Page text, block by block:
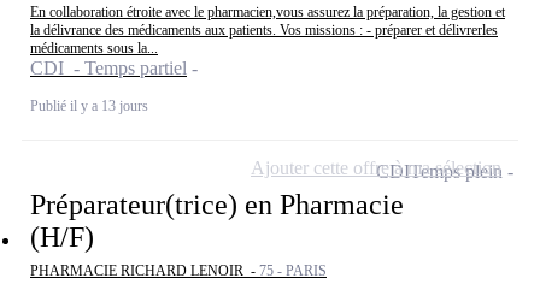
En collaboration étroite avec le pharmacien,vous assurez la préparation, la gestion et
la délivrance des médicaments aux patients. Vos missions : - préparer et délivrerles
médicaments sous la...
CDI - Temps partiel
Publié il y a 13 jours
Préparateur(trice) en Pharmacie
(H/F)
PHARMACIE RICHARD LENOIR - 75 - PARIS
CDITemps plein
Ajouter cette offre à ma sélection